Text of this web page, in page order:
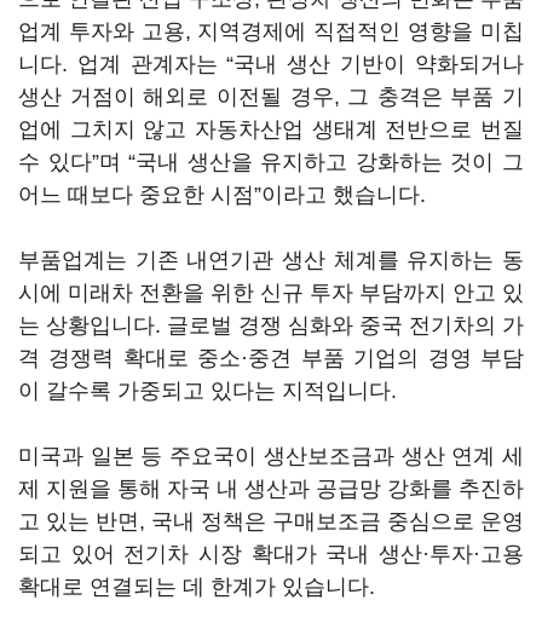
업계 투자와 고용, 지역경제에 직접적인 영향을 미칩
니다. 업계 관계자는 “국내 생산 기반이 약화되거나
생산 거점이 해외로 이전될 경우, 그 충격은 부품 기
업에 그치지 않고 자동차산업 생태계 전반으로 번질
수 있다”며 “국내 생산을 유지하고 강화하는 것이 그
어느 때보다 중요한 시점”이라고 했습니다.
부품업계는 기존 내연기관 생산 체계를 유지하는 동
시에 미래차 전환을 위한 신규 투자 부담까지 안고 있
는 상황입니다. 글로벌 경쟁 심화와 중국 전기차의 가
격 경쟁력 확대로 중소·중견 부품 기업의 경영 부담
이 갈수록 가중되고 있다는 지적입니다.
미국과 일본 등 주요국이 생산보조금과 생산 연계 세
제 지원을 통해 자국 내 생산과 공급망 강화를 추진하
고 있는 반면, 국내 정책은 구매보조금 중심으로 운영
되고 있어 전기차 시장 확대가 국내 생산·투자·고용
확대로 연결되는 데 한계가 있습니다.